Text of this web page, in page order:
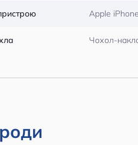
Apple
Чохол-